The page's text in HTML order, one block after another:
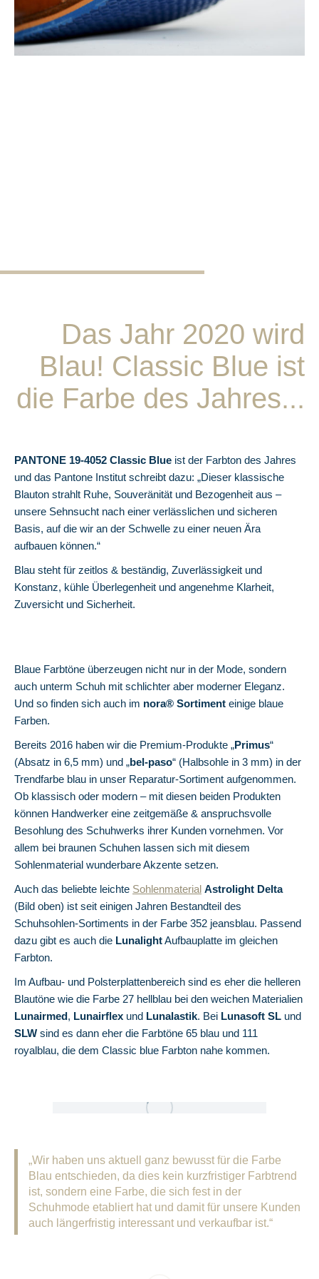
Das Jahr 2020 wird
Blau! Classic Blue ist
die Farbe des Jahres...
PANTONE 19-4052 Classic Blue ist der Farbton des Jahres
und das Pantone Institut schreibt dazu: „Dieser klassische
Blauton strahlt Ruhe, Souveränität und Bezogenheit aus –
unsere Sehnsucht nach einer verlässlichen und sicheren
Basis, auf die wir an der Schwelle zu einer neuen Ära
aufbauen können.“
Blau steht für zeitlos & beständig, Zuverlässigkeit und
Konstanz, kühle Überlegenheit und angenehme Klarheit,
Zuversicht und Sicherheit.
Blaue Farbtöne überzeugen nicht nur in der Mode, sondern
auch unterm Schuh mit schlichter aber moderner Eleganz.
Und so finden sich auch im nora® Sortiment einige blaue
Farben.
Bereits 2016 haben wir die Premium-Produkte „Primus“
(Absatz in 6,5 mm) und „bel-paso“ (Halbsohle in 3 mm) in der
Trendfarbe blau in unser Reparatur-Sortiment aufgenommen.
Ob klassisch oder modern – mit diesen beiden Produkten
können Handwerker eine zeitgemäße & anspruchsvolle
Besohlung des Schuhwerks ihrer Kunden vornehmen. Vor
allem bei braunen Schuhen lassen sich mit diesem
Sohlenmaterial wunderbare Akzente setzen.
Auch das beliebte leichte Sohlenmaterial Astrolight Delta
(Bild oben) ist seit einigen Jahren Bestandteil des
Schuhsohlen-Sortiments in der Farbe 352 jeansblau. Passend
dazu gibt es auch die LunalightAufbauplatte im gleichen
Farbton.
Im Aufbau- und Polsterplattenbereich sind es eher die helleren
Blautöne wie die Farbe 27 hellblau bei den weichen Materialien
Lunairmed, Lunairflex und Lunalastik. Bei Lunasoft SL und
SLW sind es dann eher die Farbtöne 65 blau und 111
royalblau, die dem Classic blue Farbton nahe kommen.
„Wir haben uns aktuell ganz bewusst für die Farbe
Blau entschieden, da dies kein kurzfristiger Farbtrend
ist, sondern eine Farbe, die sich fest in der
Schuhmode etabliert hat und damit für unsere Kunden
auch längerfristig interessant und verkaufbar ist.“